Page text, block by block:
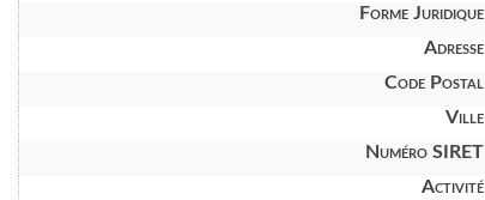
Forme Juridique
Adresse
Code Postal
Ville
Numéro SIRET
Activité